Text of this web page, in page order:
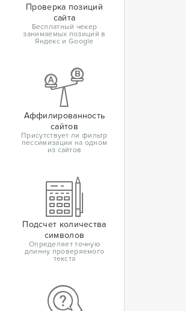
Проверка позиций
сайта
Бесплатный чекер
занимаемых позиций в
Яндекс и Google
Аффилированность
сайтов
Присутствует ли фильтр
пессимизации на одном
из сайтов
Подсчет количества
символов
Определяет точную
длинну проверяемого
текста